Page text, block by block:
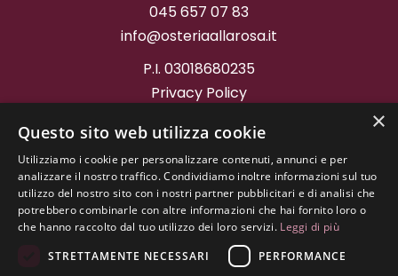
045 657 07 83
info@osteriaallarosa.it
P.I. 03018680235
Privacy Policy
Project byGraffitiweb
×
Questo sito web utilizza cookie
Utilizziamo i cookie per personalizzare contenuti, annunci e per
analizzare il nostro traffico. Condividiamo inoltre informazioni sul tuo
utilizzo del nostro sito con i nostri partner pubblicitari e di analisi che
potrebbero combinarle con altre informazioni che hai fornito loro o
che hanno raccolto dal tuo utilizzo dei loro servizi. Leggi di più
STRETTAMENTE NECESSARI
PERFORMANCE